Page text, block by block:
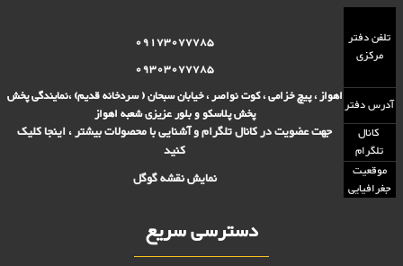
تلفن دفتر
مرکزی
09173077785
09303077785
آدرس دفتراهواز ، پیچ خزامی ، کوت نواصر ، خیابان سبحان ( سردخانه قدیم) ،نمایندگی پخش
پخش پلاسکو و بلور عزیزی شعبه اهواز
کانال
تلگرام
جهت عضویت در کانال تلگرام و آشنایی با محصولات بیشتر ، اینجا کلیک
کنید
موقعیت
جغرافیایی
نمایش نقشه گوگل
دسترسی سریع